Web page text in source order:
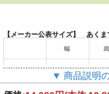
【メーカー公表サイズ】 あくま
（単位：cm）
▼ 商品説明